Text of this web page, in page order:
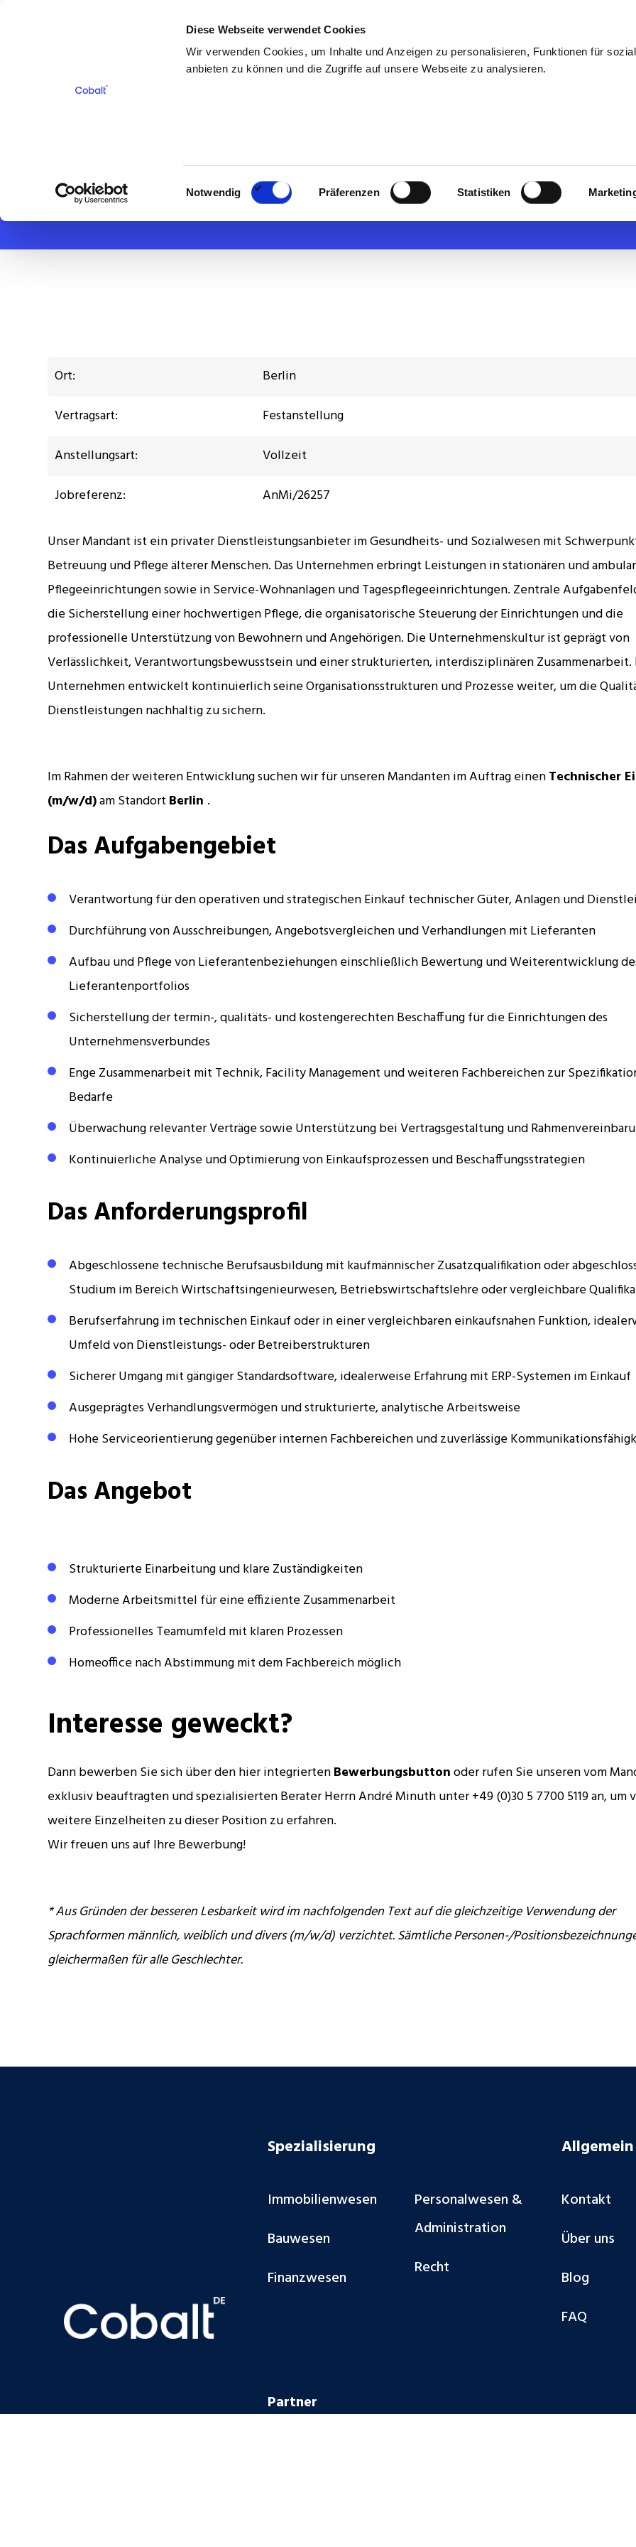
Diese Webseite verwendet Cookies
Wir verwenden Cookies, um Inhalte und Anzeigen zu personalisieren, Funktionen für
anbieten zu können und die Zugriffe auf unsere Webseite zu analysieren.
Einwilligungsauswahl
Notwendig Präferenzen Statistiken
Für Bewerber Für Kunden Über uns Blog & Presse
Technischer Einkäufer (m/
Ort:
Berlin
Vertragsart:
Festanstellung
Anstellungsart:
Vollzeit
Jobreferenz:
AnMi/26257
Unser Mandant ist ein privater Dienstleistungsanbieter im Gesundheits- und Sozialwesen mit
Betreuung und Pflege älterer Menschen. Das Unternehmen erbringt Leistungen in stationären und
Pflegeeinrichtungen sowie in Service-Wohnanlagen und Tagespflegeeinrichtungen. Zentrale
die Sicherstellung einer hochwertigen Pflege, die organisatorische Steuerung der Einrichtungen und die
professionelle Unterstützung von Bewohnern und Angehörigen. Die Unternehmenskultur ist geprägt von
Verlässlichkeit, Verantwortungsbewusstsein und einer strukturierten, interdisziplinären Zusammenarbeit.
Unternehmen entwickelt kontinuierlich seine Organisationsstrukturen und Prozesse weiter, um die
Dienstleistungen nachhaltig zu sichern.
Im Rahmen der weiteren Entwicklung suchen wir für unseren Mandanten im Auftrag einenTechnischer
(m/w/d)am Standort Berlin .
Das Aufgabengebiet
Verantwortung für den operativen und strategischen Einkauf technischer Güter, Anlagen und
Durchführung von Ausschreibungen, Angebotsvergleichen und Verhandlungen mit Lieferanten
Aufbau und Pflege von Lieferantenbeziehungen einschließlich Bewertung und Weiterentwicklung
Lieferantenportfolios
Sicherstellung der termin-, qualitäts- und kostengerechten Beschaffung für die Einrichtungen des
Unternehmensverbundes
Enge Zusammenarbeit mit Technik, Facility Management und weiteren Fachbereichen zur
Bedarfe
Überwachung relevanter Verträge sowie Unterstützung bei Vertragsgestaltung und
Kontinuierliche Analyse und Optimierung von Einkaufsprozessen und Beschaffungsstrategien
Das Anforderungsprofil
Abgeschlossene technische Berufsausbildung mit kaufmännischer Zusatzqualifikation oder
Studium im Bereich Wirtschaftsingenieurwesen, Betriebswirtschaftslehre oder vergleichbare
Berufserfahrung im technischen Einkauf oder in einer vergleichbaren einkaufsnahen Funktion,
Umfeld von Dienstleistungs- oder Betreiberstrukturen
Sicherer Umgang mit gängiger Standardsoftware, idealerweise Erfahrung mit ERP-Systemen im Einkauf
Ausgeprägtes Verhandlungsvermögen und strukturierte, analytische Arbeitsweise
Hohe Serviceorientierung gegenüber internen Fachbereichen und zuverlässige
Das Angebot
Strukturierte Einarbeitung und klare Zuständigkeiten
Moderne Arbeitsmittel für eine effiziente Zusammenarbeit
Professionelles Teamumfeld mit klaren Prozessen
Homeoffice nach Abstimmung mit dem Fachbereich möglich
Interesse geweckt?
Dann bewerben Sie sich über den hier integriertenBewerbungsbuttonoder rufen Sie unseren vom
exklusiv beauftragten und spezialisierten Berater Herrn André Minuth unter +49 (0)30 5 7700 5119 an, um
weitere Einzelheiten zu dieser Position zu erfahren.
Wir freuen uns auf Ihre Bewerbung!
* Aus Gründen der besseren Lesbarkeit wird im nachfolgenden Text auf die gleichzeitige Verwendung der
Sprachformen männlich, weiblich und divers (m/w/d) verzichtet. Sämtliche Personen-/
gleichermaßen für alle Geschlechter.
Spezialisierung
Immobilienwesen
Bauwesen
Finanzwesen
Personalwesen &
Administration
Recht
Allgemein
Kontakt
Über uns
Blog
FAQ
Partner